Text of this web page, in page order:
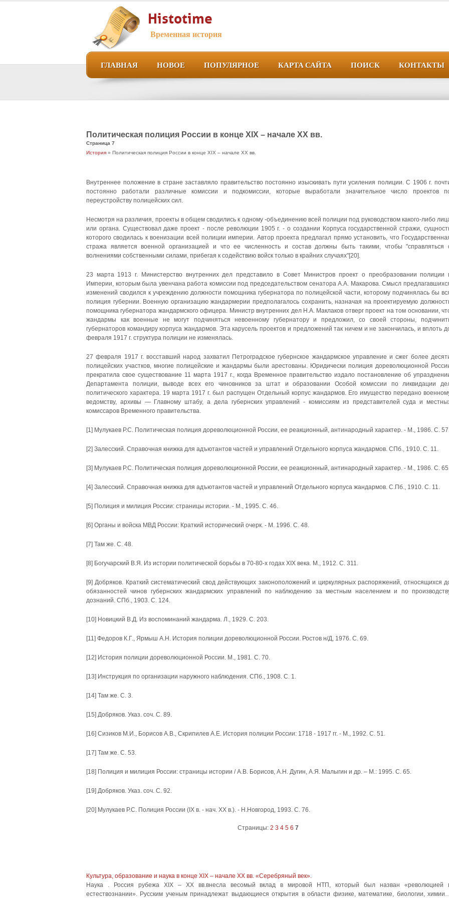
Histotime
Временная история
ГЛАВНАЯ НОВОЕ ПОПУЛЯРНОЕ КАРТА САЙТА ПОИСК КОНТАКТЫ
Политическая полиция России в конце XIX – начале XX вв.
Страница 7
История » Политическая полиция России в конце XIX – начале XX вв.
Внутреннее положение в стране заставляло правительство пос­тоянно изыскивать пути усиления полиции. С 1906 г.
постоянно работали различные комиссии и подкомиссии, которые выработали значительное число проектов
переустройству полицейских сил.
Несмотря на различия, проекты в общем сводились к одному -объединению всей полиции под руководством какого-либо
или органа. Существовал даже проект - после революции 1905 г. - о создании Корпуса государственной стражи,
которого своди­лась к военизации всей полиции империи. Автор проекта предлагал прямо установить, что
стража является военной организацией и что ее численность и состав должны быть такими, чтобы "справляться
волнениями собственными силами, прибегая к содействию войск только в крайних случаях"[20].
23 марта 1913 г. Министерство внутренних дел представило в Со­вет Министров проект о преобразовании полиции
Империи, которым была увенчана работа комиссии под председательством сенатора А.А. Макарова. Смысл
изменений сводился к учреж­дению должности помощника губернатора по полицейской части, которому подчинялась бы
полиция губернии. Военную организа­цию жандармерии предполагалось сохранить, назначая на проекти­руемую
помощника губернатора жандармского офицера. Министр внутренних дел Н.А. Маклаков отверг проект на том основании,
жандармы как военные не могут подчиняться невоен­ному губернатору и предложил, со своей стороны,
губернаторов командиру корпуса жандармов. Эта карусель проектов и предложений так ничем и не закончилась, и вплоть
февраля 1917 г. структура полиции не изменялась.
27 февраля 1917 г. восставший народ захватил Петроградское гу­бернское жандармское управление и сжег более
полицейских участков, многие полицейские и жандармы были арестованы. Юриди­чески полиция дореволюционной
прекратила свое существо­вание 11 марта 1917 г., когда Временное правительство издало поста­новление об
Департамента полиции, выводе всех его чи­новников за штат и образовании Особой комиссии по ликвидации
политического характера. 19 марта 1917 г. был распущен Отдельный корпус жандармов. Его имущество передано
ведомству, ар­хивы — Главному штабу, а дела губернских управлений - комиссиям из представителей суда и
комиссаров Временного правитель­ства.
[1] Мулукаев Р.С. Политическая полиция дореволюционной России, ее реакционный, антинародный характер. - М., 1986. С.
[2] Залесский. Справочная книжка для адъютантов частей и управлений Отдельного корпуса жандармов. СПб., 1910. С. 11.
[3] Мулукаев Р.С. Политическая полиция дореволюционной России, ее реакционный, антинародный характер. - М., 1986. С.
[4] Залесский. Справочная книжка для адъютантов частей и управлений Отдельного корпуса жандармов. С.Пб., 1910. С. 11.
[5] Полиция и милиция России: страницы истории. - М., 1995. С. 46.
[6] Органы и войска МВД России: Краткий исторический очерк. - М. 1996. С. 48.
[7] Там же. С. 48.
[8] Богучарский В.Я. Из истории политической борьбы в 70-80-х годах XIX века. М., 1912. С. 311.
[9] Добряков. Краткий систематический свод действующих законоположений и цирку­лярных распоряжений, относящихся
обязанностей чинов губернских жандармских управлений по наблюдению за местным населением и по
дознаний. СПб., 1903. С. 124.
[10] Новицкий В.Д. Из воспоминаний жандарма. Л., 1929. С. 203.
[11] Федоров К.Г., Ярмыш А.Н. История полиции дореволюционной России. Ростов н/Д, 1976. С. 69.
[12] История полиции дореволюционной России. М., 1981. С. 70.
[13] Инструкция по организации наружного наблюдения. СПб., 1908. С. 1.
[14] Там же. С. 3.
[15] Добряков. Указ. соч. С. 89.
[16] Сизиков М.И., Борисов А.В., Скрипилев А.Е. История полиции России: 1718 - 1917 гг. - М., 1992. С. 51.
[17] Там же. С. 53.
[18] Полиция и милиция России: страницы истории / А.В. Борисов, А.Н. Дугин, А.Я. Малыгин и др. – М.: 1995. С. 65.
[19] Добряков. Указ. соч. С. 92.
[20] Мулукаев Р.С. Полиция России (IХ в. - нач. ХХ в.). - Н.Новгород, 1993. С. 76.
Страницы: 2 3 4 5 6 7
Культура, образование и наука в конце XIX – начале XX вв. «Серебряный век».
Наука . Россия рубежа XIX – XX вв.внесла весомый вклад в мировой НТП, который был назван «революцией
естествознании». Русским ученым принадлежат выдающиеся открытия в области физике, математике, биологии,